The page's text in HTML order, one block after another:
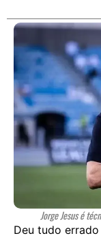
Jorge Jesus é
Deu tudo